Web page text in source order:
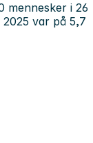
mennesker i 26
2025 var på 5,7